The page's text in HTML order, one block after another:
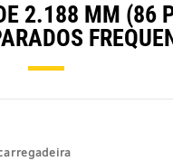
2.188 MM (86